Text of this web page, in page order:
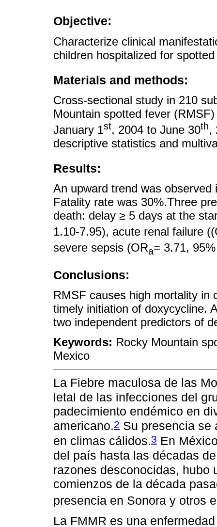
Objective:
Characterize clinical
children hospitalized for
Materials and methods:
Cross-sectional study in 210
Mountain spotted fever
January 1st, 2004 to June 30th,
descriptive statistics and
Results:
An upward trend was
Fatality rate was 30%.Three
death: delay ≥ 5 days at the
1.10-7.95), acute renal failure
severe sepsis (ORa= 3.71,
Conclusions:
RMSF causes high mortality in
timely initiation of doxycycline.
two independent predictors of
Keywords: Rocky Mountain
Mexico
La Fiebre maculosa de las
letal de las infecciones del
padecimiento endémico en
americano.2 Su presencia se
en climas cálidos.3 En
del país hasta las décadas
razones desconocidas, hubo
comienzos de la década
presencia en Sonora y otros
La FMMR es una